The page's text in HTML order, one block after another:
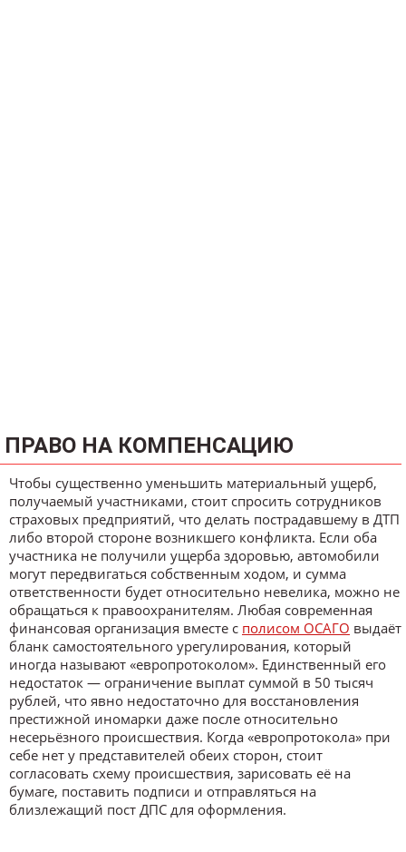
ПРАВО НА КОМПЕНСАЦИЮ
Чтобы существенно уменьшить материальный ущерб,
получаемый участниками, стоит спросить сотрудников
страховых предприятий, что делать пострадавшему в ДТП
либо второй стороне возникшего конфликта. Если оба
участника не получили ущерба здоровью, автомобили
могут передвигаться собственным ходом, и сумма
ответственности будет относительно невелика, можно не
обращаться к правоохранителям. Любая современная
финансовая организация вместе с полисом ОСАГО выдаёт
бланк самостоятельного урегулирования, который
иногда называют «европротоколом». Единственный его
недостаток — ограничение выплат суммой в 50 тысяч
рублей, что явно недостаточно для восстановления
престижной иномарки даже после относительно
несерьёзного происшествия. Когда «европротокола» при
себе нет у представителей обеих сторон, стоит
согласовать схему происшествия, зарисовать её на
бумаге, поставить подписи и отправляться на
близлежащий пост ДПС для оформления.